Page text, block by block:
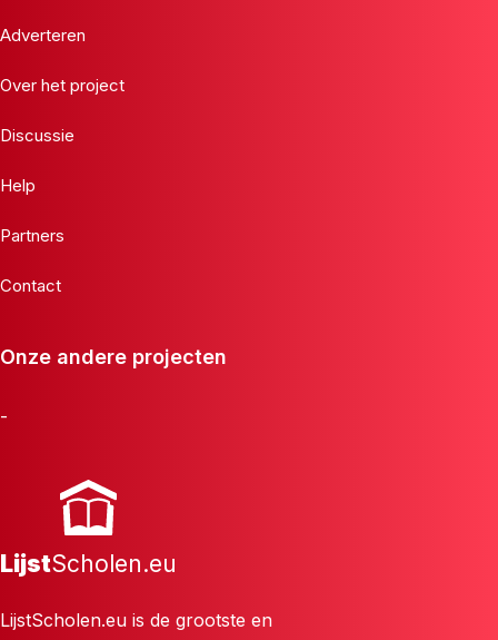
Adverteren
Over het project
Discussie
Help
Partners
Contact
Onze andere projecten
-
LijstScholen.eu
LijstScholen.eu is de grootste en